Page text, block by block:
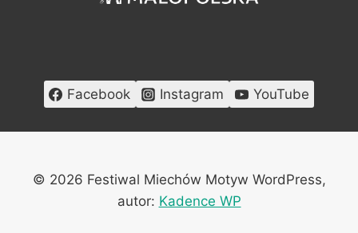
Facebook Instagram YouTube
© 2026 Festiwal Miechów Motyw WordPress,
autor: Kadence WP